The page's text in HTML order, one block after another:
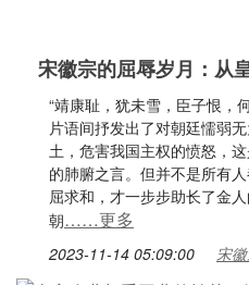
宋徽宗的屈辱岁月：从
“靖康耻，犹未雪，臣子恨，
片语间抒发出了对朝廷懦弱
土，危害我国主权的愤怒，
的肺腑之言。但并不是所有
屈求和，才一步步助长了金
朝……更多
2023-11-14 05:09:00 宋